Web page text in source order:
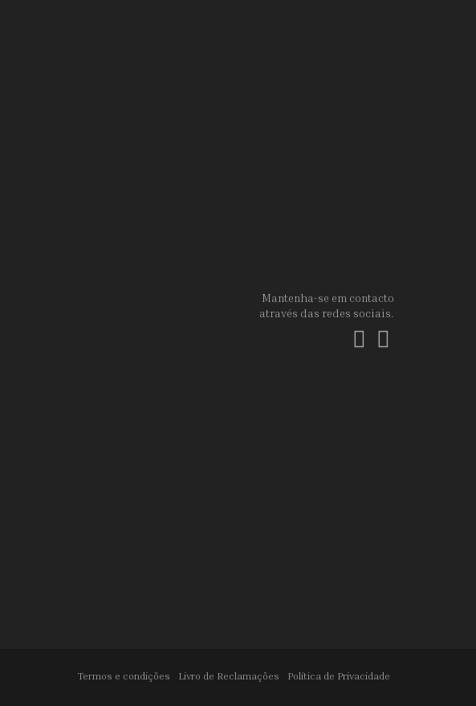
Mantenha-se em contacto
através das redes sociais.
Facebook
Termos e condições Livro de Reclamações Política de Privacidade